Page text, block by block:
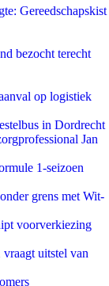
Gereedschapskist
bezocht terecht
op logistiek
in Dordrecht
Jan
1-seizoen
grens met Wit-
voorverkiezing
uitstel van